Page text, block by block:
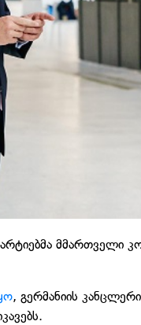
მმართველი
, გერმანიის